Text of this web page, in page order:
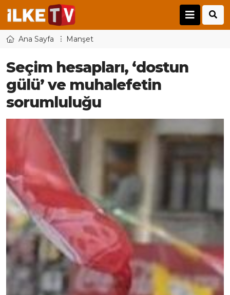
Ana Sayfa Manşet
Seçim hesapları, ‘dostun
gülü’ ve muhalefetin
sorumluluğu